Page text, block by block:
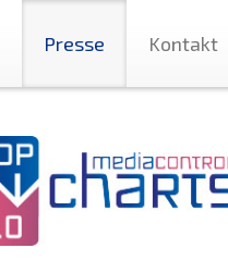
Presse Kontakt